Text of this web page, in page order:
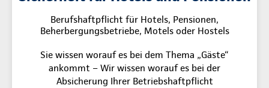
Berufshaftpflicht für Hotels, Pensionen,
Beherbergungsbetriebe, Motels oder Hostels
Sie wissen worauf es bei dem Thema „Gäste“
ankommt – Wir wissen worauf es bei der
Absicherung Ihrer Betriebshaftpflicht